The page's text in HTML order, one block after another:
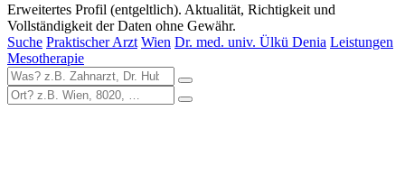
Erweitertes Profil (entgeltlich). Aktualität, Richtigkeit und
Vollständigkeit der Daten ohne Gewähr.
Suche Praktischer Arzt Wien Dr. med. univ. Ülkü Denia Leistungen
Mesotherapie